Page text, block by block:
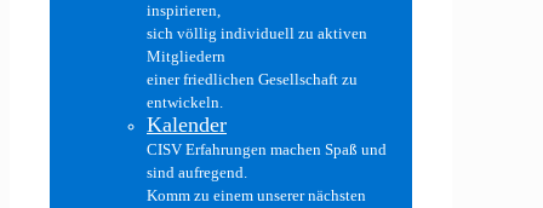
inspirieren,
sich völlig individuell zu aktiven
Mitgliedern
einer friedlichen Gesellschaft zu
entwickeln.
Kalender
CISV Erfahrungen machen Spaß und
sind aufregend.
Komm zu einem unserer nächsten